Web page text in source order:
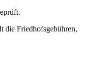
die Friedhofsgebühren,